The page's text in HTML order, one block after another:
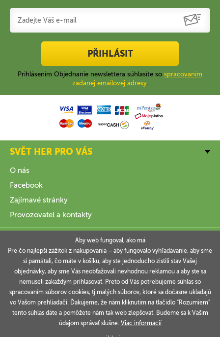
PŘIHLÁSIT
Prihlásením Objednanie newslettera súhlasíte so spracovaním
zadanej emailovej adresy.
SVĚT HER PRO VÁS
O nás
Facebook
Zajímavé stránky
Provozovatel a kontakty
INFORMACE
VAŠE OBJEDNÁVKY
Technicky zajišťujeSimplia.cz.
Aby web fungoval, ako má
Pre čo najlepší zážitok z nakupovania – aby fungovalo vyhľadávanie, aby sme
si pamätali, čo máte v košíku, aby ste jednoducho zistili stav Vašej
objednávky, aby sme Vás neobťažovali nevhodnou reklamou a aby ste sa
nemuseli zakaždým prihlasovať. Preto od Vás potrebujeme súhlas so
spracovaním súborov cookies, tj malých súborov, ktoré sa dočasne ukladajú
vo Vašom prehliadači. Ďakujeme, že nám kliknutím na tlačidlo "Rozumiem"
tento súhlas dáte a pomôžete nám tak web zlepšovať. Budeme sa k Vašim
údajom správať slušne. Viac informacií